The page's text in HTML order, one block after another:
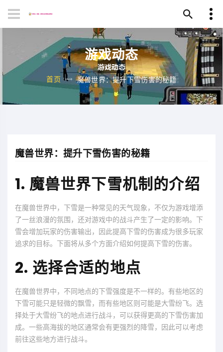
游戏动态
首页 魔兽世界：提升下雪伤害的秘籍
魔兽世界：提升下雪伤害的秘籍
1. 魔兽世界下雪机制的介绍
在魔兽世界中，下雪是一种常见的天气现象，不仅为游戏增添
了一丝浪漫的氛围，还对游戏中的战斗产生了一定的影响。下
雪会增加玩家的伤害输出，因此提高下雪的伤害成为很多玩家
追求的目标。下面将从多个方面介绍如何提高下雪的伤害。
2. 选择合适的地点
在魔兽世界中，不同地点的下雪强度是不一样的。有些地区的
下雪可能只是轻微的飘雪，而有些地区则可能是大雪纷飞。选
择处于大雪纷飞的地点进行战斗，可以获得更高的下雪伤害加
成。一些高海拔的地区通常会有更强烈的降雪，因此可以考虑
前往这些地方进行战斗。